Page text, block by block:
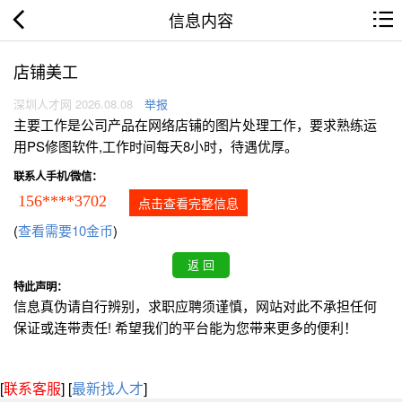
信息内容
店铺美工
深圳人才网 2026.08.08 举报
主要工作是公司产品在网络店铺的图片处理工作，要求熟练运
用PS修图软件,工作时间每天8小时，待遇优厚。
联系人手机/微信：
156****3702 点击查看完整信息
(查看需要10金币)
特此声明：
信息真伪请自行辨别，求职应聘须谨慎，网站对此不承担任何
保证或连带责任! 希望我们的平台能为您带来更多的便利！
[联系客服] [最新找人才]